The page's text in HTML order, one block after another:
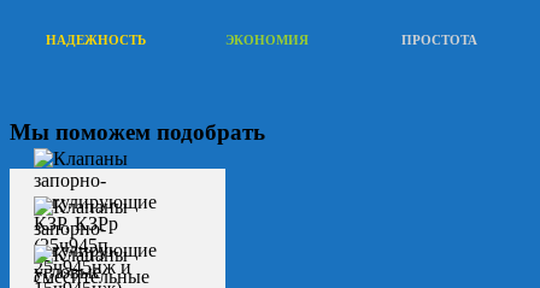
НАДЕЖНОСТЬ ЭКОНОМИЯ ПРОСТОТА
Мы поможем подобрать